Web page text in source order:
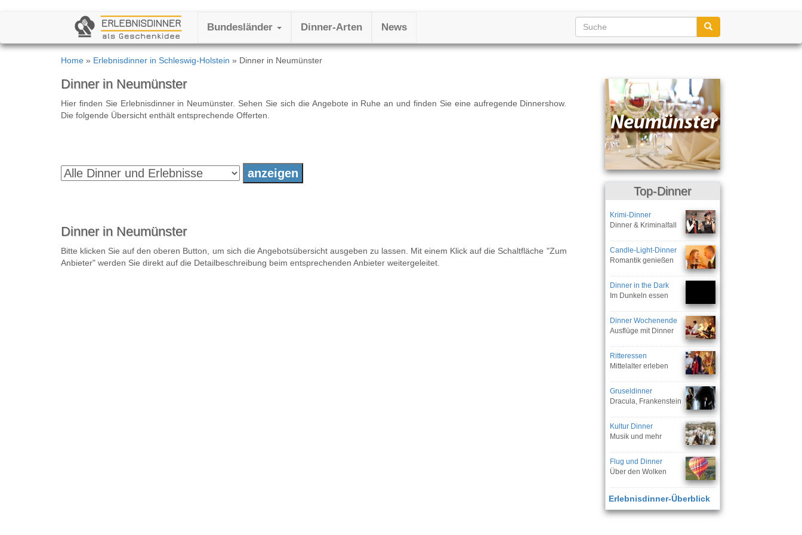
Bundesländer Dinner-Arten News
Home » Erlebnisdinner in Schleswig-Holstein » Dinner in Neumünster
Dinner in Neumünster
Hier finden Sie Erlebnisdinner in Neumünster. Sehen Sie sich die Angebote in Ruhe an und finden Sie eine aufregende Dinnershow.
Die folgende Übersicht enthält entsprechende Offerten.
Dinner in Neumünster
Bitte klicken Sie auf den oberen Button, um sich die Angebotsübersicht ausgeben zu lassen. Mit einem Klick auf die Schaltfläche "Zum
Anbieter" werden Sie direkt auf die Detailbeschreibung beim entsprechenden Anbieter weitergeleitet.
Top-Dinner
Krimi-Dinner
Dinner & Kriminalfall
Candle-Light-Dinner
Romantik genießen
Dinner in the Dark
Im Dunkeln essen
Dinner Wochenende
Ausflüge mit Dinner
Ritteressen
Mittelalter erleben
Gruseldinner
Dracula, Frankenstein
Kultur Dinner
Musik und mehr
Flug und Dinner
Über den Wolken
Erlebnisdinner-Überblick